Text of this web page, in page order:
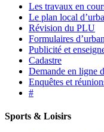
Les travaux en
Le plan local
Révision du PLU
Formulaires
Publicité et
Cadastre
Demande en ligne
Enquêtes et
#
Sports & Loisirs